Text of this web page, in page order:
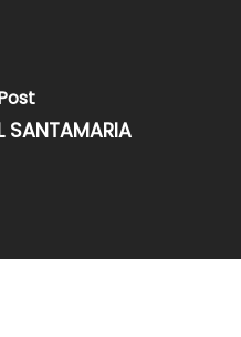
SANTAMARIA